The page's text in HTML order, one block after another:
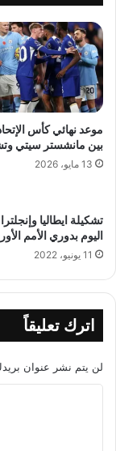
موعد نهائي كأس
بين مانشستر سيتي
13 مايو، 2026
تشكيلة ايطاليا
اليوم بدوري الأمم
11 يونيو، 2022
اترك تعليقاً
لن يتم نشر عنوان